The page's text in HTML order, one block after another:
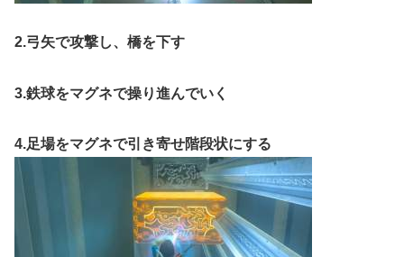
2.弓矢で攻撃し、橋を下す
3.鉄球をマグネで操り進んでいく
4.足場をマグネで引き寄せ階段状にする